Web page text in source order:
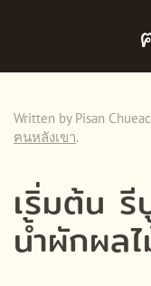
Skip to main
Written by Pisan
ฅนหลังเขา.
เริ่มต้น
น้ำผักผล